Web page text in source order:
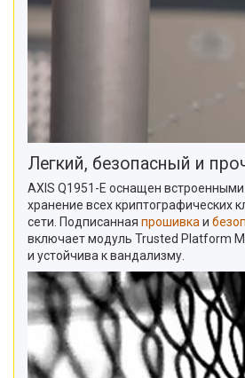
Легкий, безопасный и
AXIS Q1951-E оснащен
хранение всех криптографических
сети. Подписанная прошивка и
включает модуль Trusted Platform
и устойчива к вандализму.